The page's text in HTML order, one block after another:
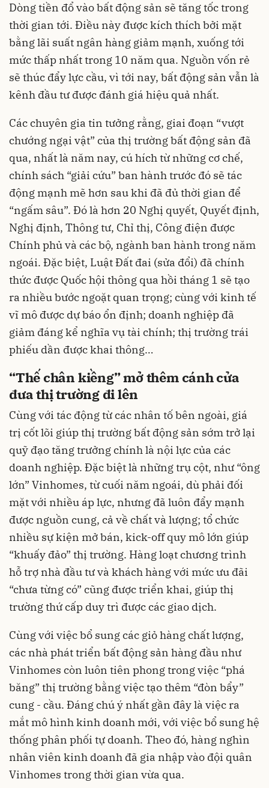
Dòng tiền đổ vào bất động sản sẽ tăng tốc trong
thời gian tới. Điều này được kích thích bởi mặt
bằng lãi suất ngân hàng giảm mạnh, xuống tới
mức thấp nhất trong 10 năm qua. Nguồn vốn rẻ
sẽ thúc đẩy lực cầu, vì tới nay, bất động sản vẫn là
kênh đầu tư được đánh giá hiệu quả nhất.
Các chuyên gia tin tưởng rằng, giai đoạn “vượt
chướng ngại vật” của thị trường bất động sản đã
qua, nhất là năm nay, cú hích từ những cơ chế,
chính sách “giải cứu” ban hành trước đó sẽ tác
động mạnh mẽ hơn sau khi đã đủ thời gian để
“ngấm sâu”. Đó là hơn 20 Nghị quyết, Quyết định,
Nghị định, Thông tư, Chỉ thị, Công điện được
Chính phủ và các bộ, ngành ban hành trong năm
ngoái. Đặc biệt, Luật Đất đai (sửa đổi) đã chính
thức được Quốc hội thông qua hồi tháng 1 sẽ tạo
ra nhiều bước ngoặt quan trọng; cùng với kinh tế
vĩ mô được dự báo ổn định; doanh nghiệp đã
giảm đáng kể nghĩa vụ tài chính; thị trường trái
phiếu dần được khai thông…
“Thế chân kiềng” mở thêm cánh cửa
đưa thị trường đi lên
Cùng với tác động từ các nhân tố bên ngoài, giá
trị cốt lõi giúp thị trường bất động sản sớm trở lại
quỹ đạo tăng trưởng chính là nội lực của các
doanh nghiệp. Đặc biệt là những trụ cột, như “ông
lớn” Vinhomes, từ cuối năm ngoái, dù phải đối
mặt với nhiều áp lực, nhưng đã luôn đẩy mạnh
được nguồn cung, cả về chất và lượng; tổ chức
nhiều sự kiện mở bán, kick-off quy mô lớn giúp
“khuấy đảo” thị trường. Hàng loạt chương trình
hỗ trợ nhà đầu tư và khách hàng với mức ưu đãi
“chưa từng có” cũng được triển khai, giúp thị
trường thứ cấp duy trì được các giao dịch.
Cùng với việc bổ sung các giỏ hàng chất lượng,
các nhà phát triển bất động sản hàng đầu như
Vinhomes còn luôn tiên phong trong việc “phá
băng” thị trường bằng việc tạo thêm “đòn bẩy”
cung - cầu. Đáng chú ý nhất gần đây là việc ra
mắt mô hình kinh doanh mới, với việc bổ sung hệ
thống phân phối tự doanh. Theo đó, hàng nghìn
nhân viên kinh doanh đã gia nhập vào đội quân
Vinhomes trong thời gian vừa qua.